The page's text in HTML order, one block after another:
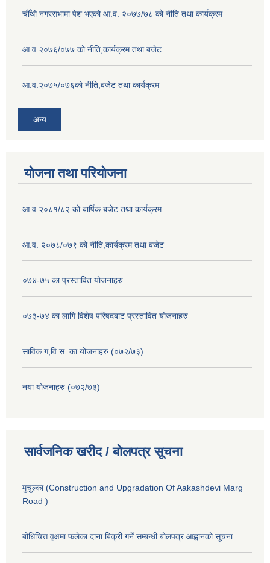
चौँथो नगरसभामा पेश भएको आ.व. २०७७/७८ को नीति तथा कार्यक्रम
आ.व २०७६/०७७ को नीति,कार्यक्रम तथा बजेट
आ.व.२०७५/०७६को नीति,बजेट तथा कार्यक्रम
अन्य
योजना तथा परियोजना
आ.व.२०८१/८२ को बार्षिक बजेट तथा कार्यक्रम
आ.व. २०७८/०७९ को नीति,कार्यक्रम तथा बजेट
०७४-७५ का प्रस्तावित योजनाहरु
०७३-७४ का लागि विशेष परिषदबाट प्रस्तावित योजनाहरु
साविक ग,वि.स. का योजनाहरु (०७२/७३)
नया योजनाहरु (०७२/७३)
सार्वजनिक खरीद / बोलपत्र सूचना
मुचुल्का (Construction and Upgradation Of Aakashdevi Marg
Road )
बोधिचित्त वृक्षमा फलेका दाना बिक्री गर्ने सम्बन्धी बोलपत्र आह्वानको सूचना